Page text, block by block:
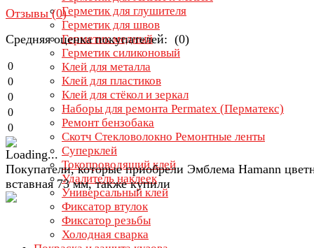
Герметик для глушителя
Герметик для швов
Герметик медный
Герметик силиконовый
Клей для металла
Клей для пластиков
Клей для стёкол и зеркал
Наборы для ремонта Permatex (Перматекс)
Ремонт бензобака
Скотч Стекловолокно Ремонтные ленты
Суперклей
Токопроводящий клей
Удалитель наклеек
Универсальный клей
Фиксатор втулок
Фиксатор резьбы
Холодная сварка
Отзывы (0)
Средняя оценка покупателей: (0)
0
0
0
0
0
Покупатели, которые приобрели Эмблема Hamann
вставная 73 мм, также купили